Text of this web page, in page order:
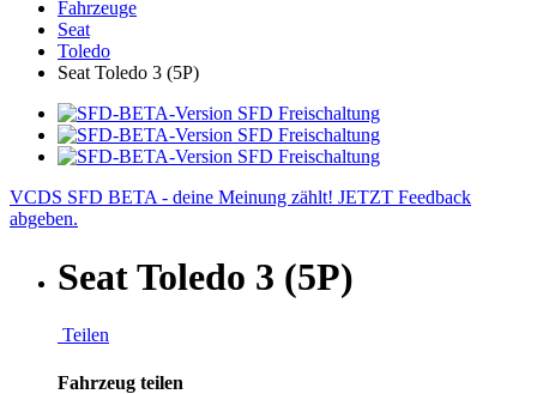
Fahrzeuge
Seat
Toledo
Seat Toledo 3 (5P)
VCDS SFD BETA - deine Meinung zählt! JETZT Feedback
abgeben.
Seat Toledo 3 (5P)
Teilen
Fahrzeug teilen